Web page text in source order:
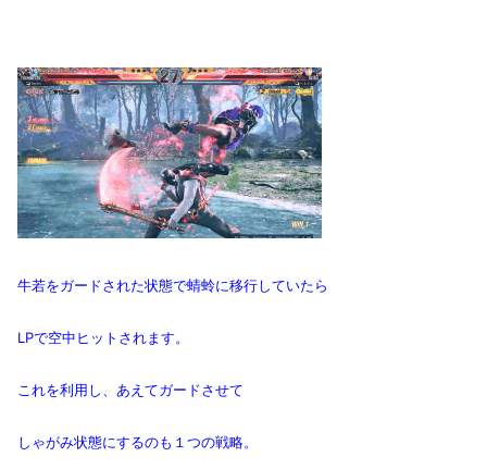
牛若をガードされた状態で蜻蛉に移行していたら
LPで空中ヒットされます。
これを利用し、あえてガードさせて
しゃがみ状態にするのも１つの戦略。